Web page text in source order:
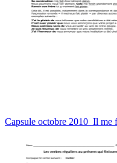
Capsule octobre 2010_Il me